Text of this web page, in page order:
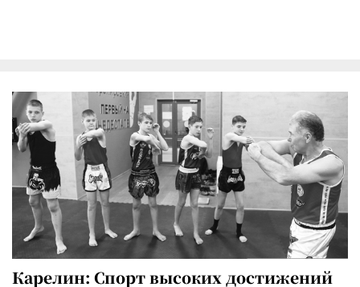
Карелин: Спорт высоких достижений